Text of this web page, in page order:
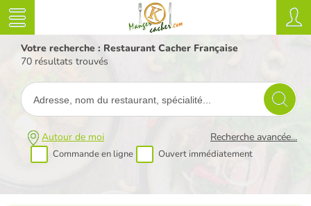
Votre recherche : Restaurant Cacher Française
70 résultats trouvés
Autour de moi
Commande en ligne Ouvert immédiatement
Recherche avancée...